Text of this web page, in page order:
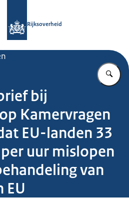
Rijksoverheid
bij
Kamervragen
EU-landen 33
uur mislopen
van
EU